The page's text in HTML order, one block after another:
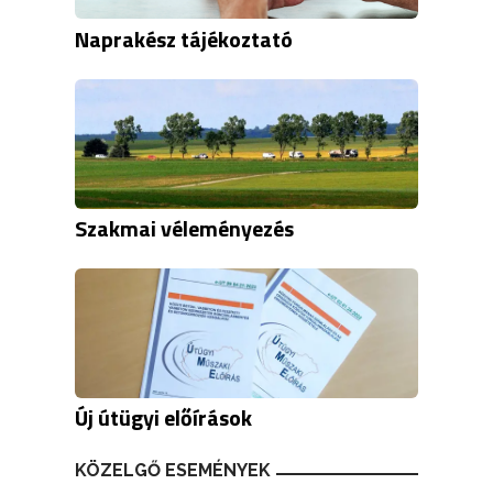
Naprakész tájékoztató
Szakmai véleményezés
Új útügyi előírások
KÖZELGŐ ESEMÉNYEK